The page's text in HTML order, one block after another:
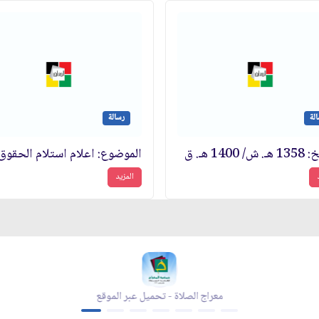
هـ. ق‏
رسالة
المزيد
معراج الصلاة - تحميل عبر الموقع